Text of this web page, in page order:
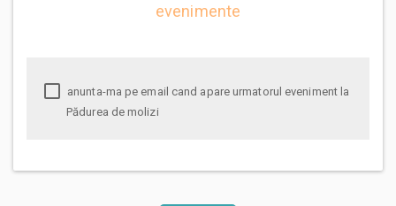
evenimente
Pădurea de molizi